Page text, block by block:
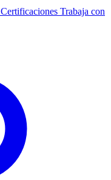
Certificaciones Trabaja con